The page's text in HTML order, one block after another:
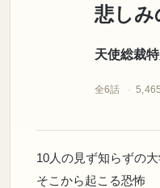
悲しみ
天使総裁
全6話
10人の見ず知らずの
そこから起こる恐怖